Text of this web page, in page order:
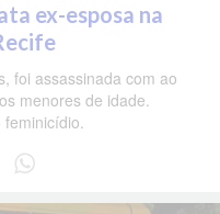
ex-esposa na
foi assassinada com ao
menores de idade.